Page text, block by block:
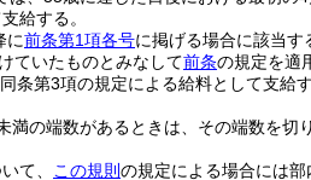
給する。
に前条第1項各号に掲げる場合に該当
ていたものとみなして前条の規定を適
条第3項の規定による給料として支給す
の端数があるときは、その端数を切
て、 この規則 の規定による場合には